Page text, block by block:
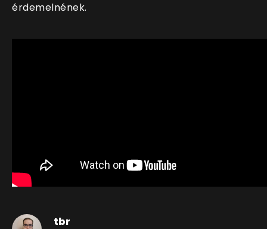
érdemelnének.
tbr